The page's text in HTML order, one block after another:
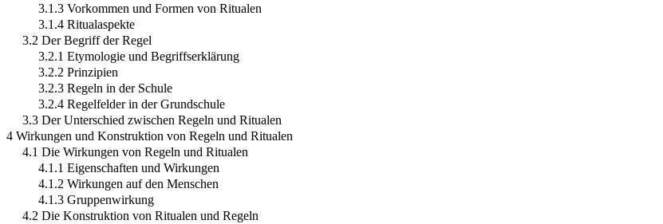
3.1.3 Vorkommen und Formen von Ritualen
3.1.4 Ritualaspekte
3.2 Der Begriff der Regel
3.2.1 Etymologie und Begriffserklärung
3.2.2 Prinzipien
3.2.3 Regeln in der Schule
3.2.4 Regelfelder in der Grundschule
3.3 Der Unterschied zwischen Regeln und Ritualen
4 Wirkungen und Konstruktion von Regeln und Ritualen
4.1 Die Wirkungen von Regeln und Ritualen
4.1.1 Eigenschaften und Wirkungen
4.1.2 Wirkungen auf den Menschen
4.1.3 Gruppenwirkung
4.2 Die Konstruktion von Ritualen und Regeln